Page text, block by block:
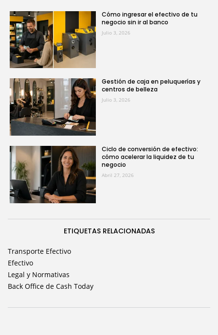
Cómo ingresar el efectivo de tu
negocio sin ir al banco
Julio 3, 2026
Gestión de caja en peluquerías y
centros de belleza
Julio 3, 2026
Ciclo de conversión de efectivo:
cómo acelerar la liquidez de tu
negocio
Abril 27, 2026
ETIQUETAS RELACIONADAS
Transporte Efectivo
Efectivo
Legal y Normativas
Back Office de Cash Today